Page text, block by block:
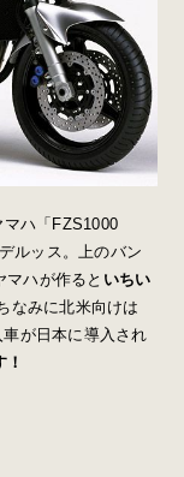
ハ「FZS1000
ルッス。上のバン
ハが作ると いちい
なみに北米向けは
が日本に導入され